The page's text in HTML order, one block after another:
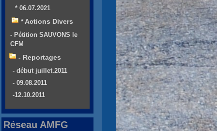
* 06.07.2021
* Actions Divers
- Pétition SAUVONS le
CFM
- Reportages
- début juillet.2011
- 09.08.2011
-12.10.2011
Réseau AMFG